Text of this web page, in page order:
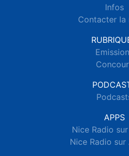
Infos
Contacter la
APPS
Nice Radio
Nice Radio sur